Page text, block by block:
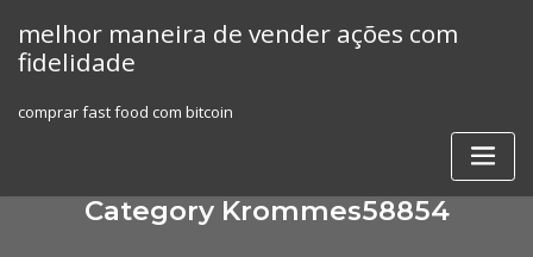
content
melhor maneira de vender ações com
fidelidade
comprar fast food com bitcoin
Category Krommes58854